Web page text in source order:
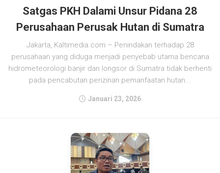
Satgas PKH Dalami Unsur Pidana 28
Perusahaan Perusak Hutan di Sumatra
Jakarta, Kaltimedia.com – Penindakan terhadap 28
perusahaan yang diduga menjadi penyebab utama bencana
hidrometeorologi banjir dan longsor di Sumatra tidak berhenti
pada pencabutan perizinan pemanfaatan hutan...
Januari 23, 2026